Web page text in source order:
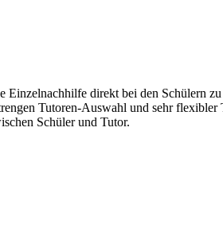
direkt bei den Schülern
Tutoren-Auswahl und sehr
Schüler und Tutor.